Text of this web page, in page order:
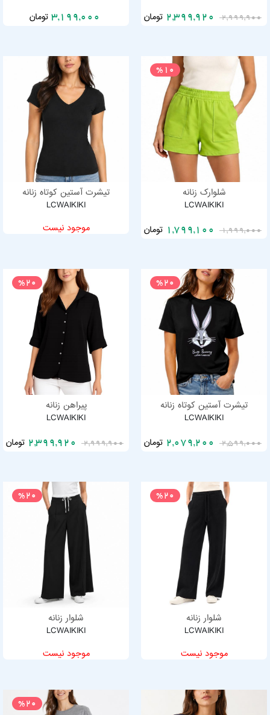
2,999,900 تومان 3,199,000 تومان
%10
شلوارک زنانه
LCWAIKIKI
1,999,000 تومان
تیشرت آستین کوتاه زنانه
LCWAIKIKI
موجود نیست
%20
تیشرت آستین کوتاه زنانه
LCWAIKIKI
2,599,000 تومان
%20
پیراهن زنانه
LCWAIKIKI
2,999,900 تومان
%20
شلوار زنانه
LCWAIKIKI
موجود نیست
%20
شلوار زنانه
LCWAIKIKI
موجود نیست
%20